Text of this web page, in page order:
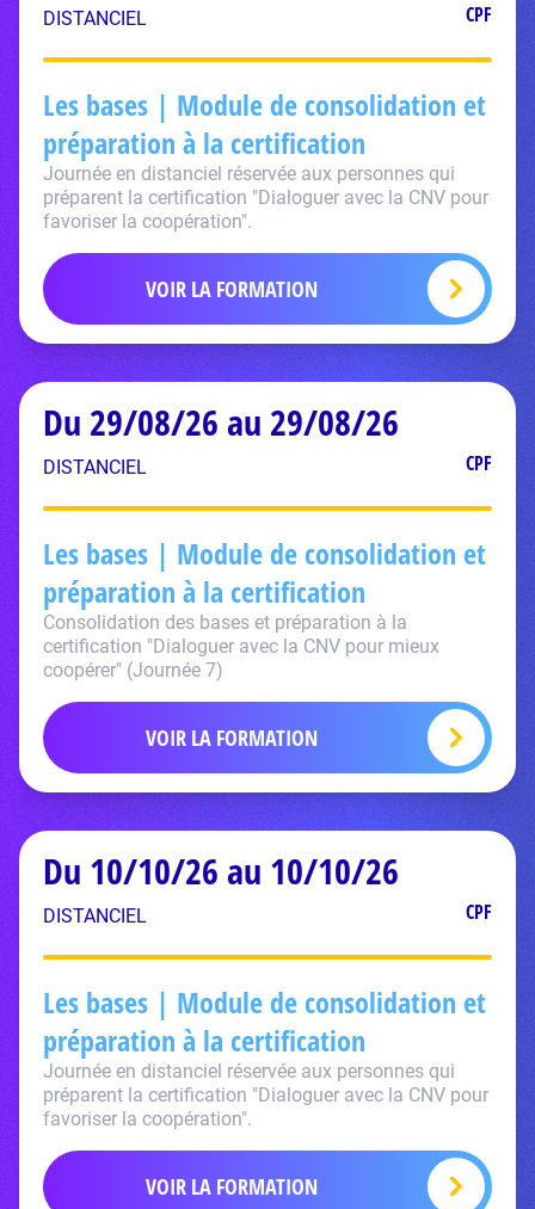
DISTANCIEL CPF
Les bases | Module de consolidation et
préparation à la certification
Journée en distanciel réservée aux personnes qui
préparent la certification "Dialoguer avec la CNV pour
favoriser la coopération".
VOIR LA FORMATION
Du 29/08/26 au 29/08/26
DISTANCIEL CPF
Les bases | Module de consolidation et
préparation à la certification
Consolidation des bases et préparation à la
certification "Dialoguer avec la CNV pour mieux
coopérer" (Journée 7)
VOIR LA FORMATION
Du 10/10/26 au 10/10/26
DISTANCIEL CPF
Les bases | Module de consolidation et
préparation à la certification
Journée en distanciel réservée aux personnes qui
préparent la certification "Dialoguer avec la CNV pour
favoriser la coopération".
VOIR LA FORMATION